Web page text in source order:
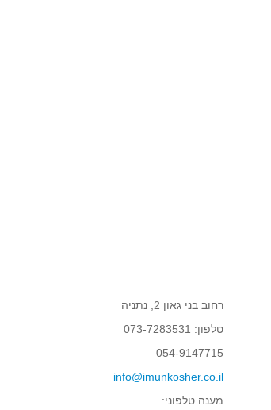
רחוב בני גאון 2, נתניה
טלפון: 073-7283531
054-9147715
info@imunkosher.co.il
מענה טלפוני: